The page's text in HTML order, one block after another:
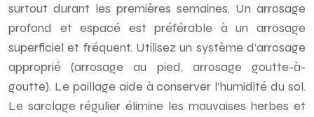
surtout durant les premières semaines. Un arrosage
profond et espacé est préférable à un arrosage
superficiel et fréquent. Utilisez un système d’arrosage
approprié (arrosage au pied, arrosage goutte-à-
goutte). Le paillage aide à conserver l’humidité du sol.
Le sarclage régulier élimine les mauvaises herbes et